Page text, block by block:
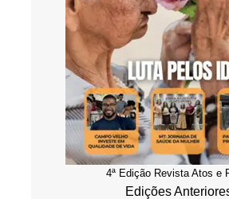
4ª Edição Revista Atos e
Edições